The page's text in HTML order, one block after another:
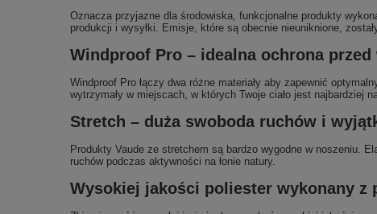
Oznacza przyjazne dla środowiska, funkcjonalne produkty
produkcji i wysyłki. Emisje, które są obecnie nieuniknione,
Windproof Pro – idealna ochrona przed
Windproof Pro łączy dwa różne materiały aby zapewnić
wytrzymały w miejscach, w których Twoje ciało jest najbardziej
Stretch – duża swoboda ruchów i
Produkty Vaude ze stretchem są bardzo wygodne w noszeniu.
ruchów podczas aktywności na łonie natury.
Wysokiej jakości poliester wykonany z